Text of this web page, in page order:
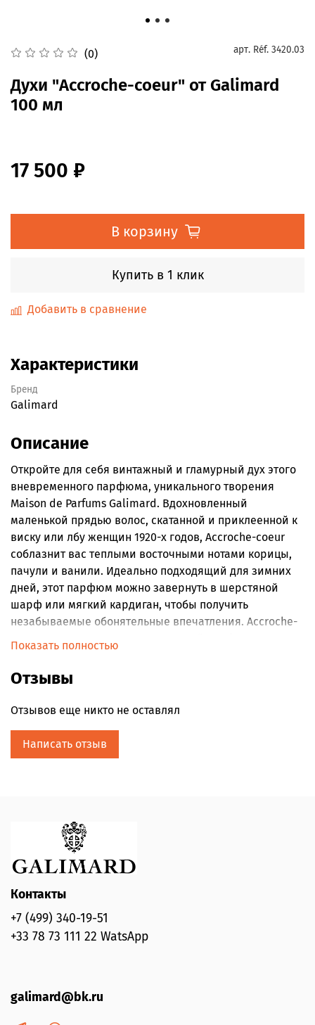
(0) арт. Réf. 3420.03
Духи "Accroche-coeur" от Galimard
100 мл
17 500 ₽
В корзину
Купить в 1 клик
Добавить в сравнение
Характеристики
Бренд
Galimard
Описание
Откройте для себя винтажный и гламурный дух этого
вневременного парфюма, уникального творения
Maison de Parfums Galimard. Вдохновленный
маленькой прядью волос, скатанной и приклеенной к
виску или лбу женщин 1920-х годов, Accroche-coeur
соблазнит вас теплыми восточными нотами корицы,
пачули и ванили. Идеально подходящий для зимних
дней, этот парфюм можно завернуть в шерстяной
шарф или мягкий кардиган, чтобы получить
незабываемые обонятельные впечатления. Accroche-
coeur – уникальное творение нашей парфюмерии, в
эссенции. Позвольте себе быть очарованным этим
обязательно привлечет к вам внимание.
Показать полностью
Отзывы
Отзывов еще никто не оставлял
Написать отзыв
Контакты
+7 (499) 340-19-51
+33 78 73 111 22 WatsApp
galimard@bk.ru